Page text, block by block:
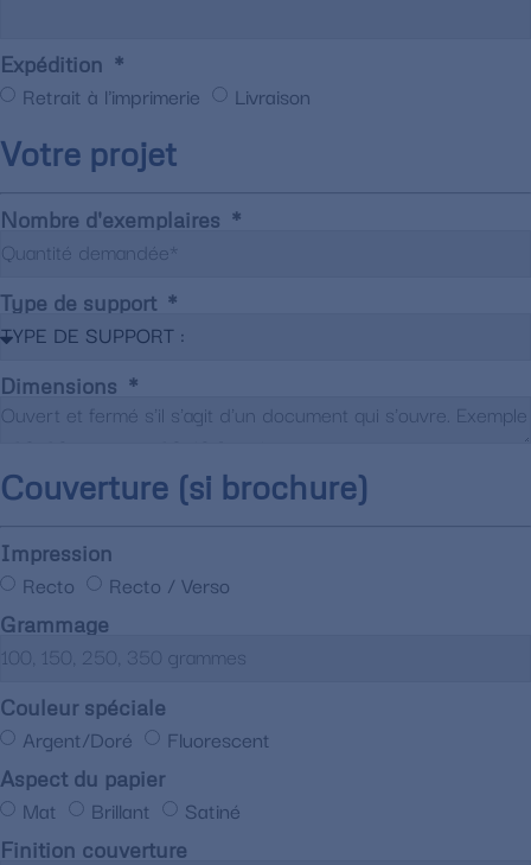
Expédition
Retrait à l'imprimerie Livraison
Votre projet
Nombre d'exemplaires
Type de support
Dimensions
Couverture (si brochure)
Impression
Recto Recto / Verso
Grammage
Couleur spéciale
Argent/Doré Fluorescent
Aspect du papier
Mat Brillant Satiné
Finition couverture